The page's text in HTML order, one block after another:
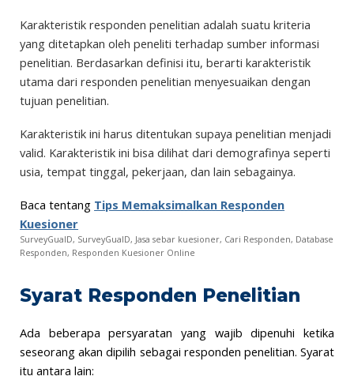
Karakteristik responden penelitian adalah suatu kriteria
yang ditetapkan oleh peneliti terhadap sumber informasi
penelitian. Berdasarkan definisi itu, berarti karakteristik
utama dari responden penelitian menyesuaikan dengan
tujuan penelitian.
Karakteristik ini harus ditentukan supaya penelitian menjadi
valid. Karakteristik ini bisa dilihat dari demografinya seperti
usia, tempat tinggal, pekerjaan, dan lain sebagainya.
Baca tentang Tips Memaksimalkan Responden
Kuesioner
SurveyGuaID, SurveyGuaID, Jasa sebar kuesioner, Cari Responden, Database
Responden, Responden Kuesioner Online
Syarat Responden Penelitian
Ada beberapa persyaratan yang wajib dipenuhi ketika
seseorang akan dipilih sebagai responden penelitian. Syarat
itu antara lain: